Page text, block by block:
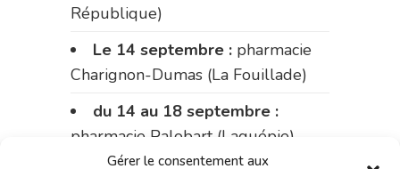
Gérer le consentement aux
République)
Le 14 septembre : pharmacie
Charignon-Dumas (La Fouillade)
du 14 au 18 septembre :
pharmacie Palobart (Laguépie)